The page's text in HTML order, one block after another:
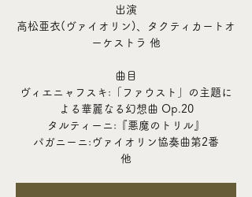
出演
高松亜衣(ヴァイオリン)、タクティカートオ
ーケストラ 他
曲目
ヴィエニャフスキ:「ファウスト」の主題に
よる華麗なる幻想曲 Op.20
タルティーニ:『悪魔のトリル』
パガニーニ:ヴァイオリン協奏曲第2番
他